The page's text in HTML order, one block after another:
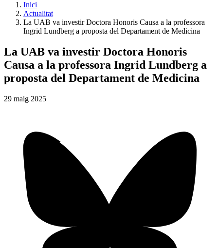
Inici
Actualitat
La UAB va investir Doctora Honoris Causa a la professora
Ingrid Lundberg a proposta del Departament de Medicina
La UAB va investir Doctora Honoris
Causa a la professora Ingrid Lundberg a
proposta del Departament de Medicina
29 maig 2025